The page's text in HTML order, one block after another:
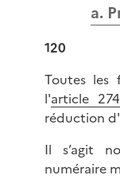
a.
120
Toutes les
l'article
réduction
Il s’agit
numéraire